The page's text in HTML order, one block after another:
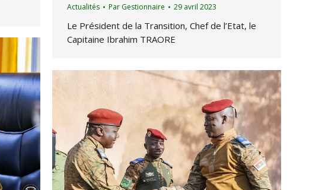
Actualités Par Gestionnaire 29 avril 2023
Le Président de la Transition, Chef de l’Etat, le
Capitaine Ibrahim TRAORE